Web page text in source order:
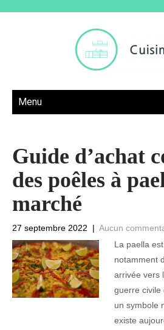
Menu
Guide d’achat
des poêles à
marché
27 septembre 2022 | Aucun
La paella
notamment
arrivée vers
guerre civile
un symbole
existe